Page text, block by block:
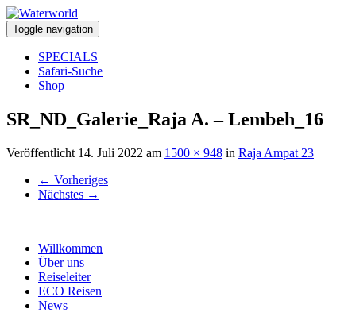
Toggle navigation
SPECIALS
Safari-Suche
Shop
SR_ND_Galerie_Raja A. – Lembeh_16
Veröffentlicht 14. Juli 2022 am 1500 × 948 in Raja Ampat 23
← Vorheriges
Nächstes →
Willkommen
Über uns
Reiseleiter
ECO Reisen
News